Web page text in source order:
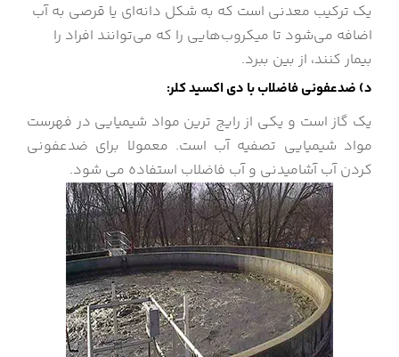
یک ترکیب معدنی است که به شکل دانه‌ای یا قرصی به آب
اضافه می‌شود تا میکروب‌هایی را که می‌توانند افراد را
بیمار کنند، از بین ببرد.
د) ضدعفونی فاضلاب با دی اکسید کلر:
یک گاز است و یکی از رایج ترین مواد شیمیایی در فهرست
مواد شیمیایی تصفیه آب است. معمولا برای ضدعفونی
کردن آب آشامیدنی و آب فاضلاب استفاده می شود.